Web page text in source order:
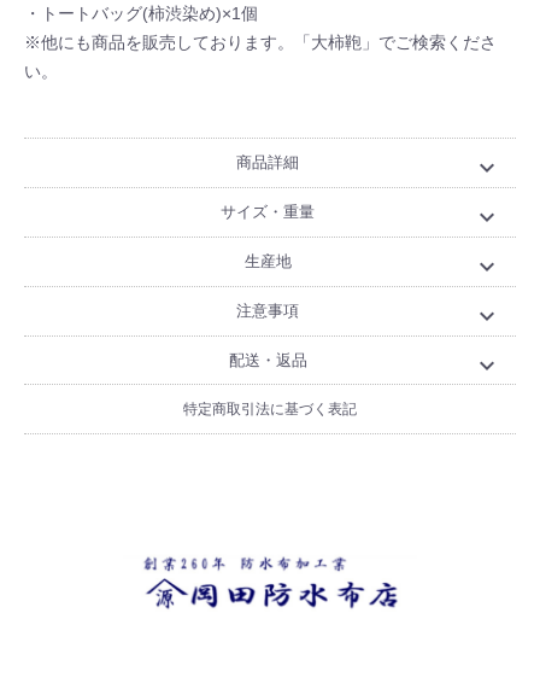
・トートバッグ(柿渋染め)×1個
※他にも商品を販売しております。「大柿鞄」でご検索くださ
い。
商品詳細 expand_more
サイズ・重量 expand_more
生産地 expand_more
注意事項 expand_more
配送・返品 expand_more
特定商取引法に基づく表記